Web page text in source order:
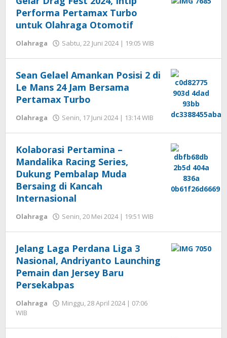
Performa Pertamax Turbo
untuk Olahraga Otomotif
Olahraga Sabtu, 22 Juni 2024 | 19:05 WIB
Seprihadi
Sean Gelael Amankan Posisi 2 di
Le Mans 24 Jam Bersama
Pertamax Turbo
Olahraga Senin, 17 Juni 2024 | 13:14 WIB
oleh
Seprihadi
Kolaborasi Pertamina –
Mandalika Racing Series,
Dukung Pembalap Muda
Bersaing di Kancah
Internasional
Olahraga Senin, 20 Mei 2024 | 19:51 WIB
Seprihadi
Jelang Laga Perdana Liga 3
Nasional, Andriyanto Launching
Pemain dan Jersey Baru
Persekabpas
Olahraga
Minggu, 28 April 2024 | 07:06
WIB
Seprihadi